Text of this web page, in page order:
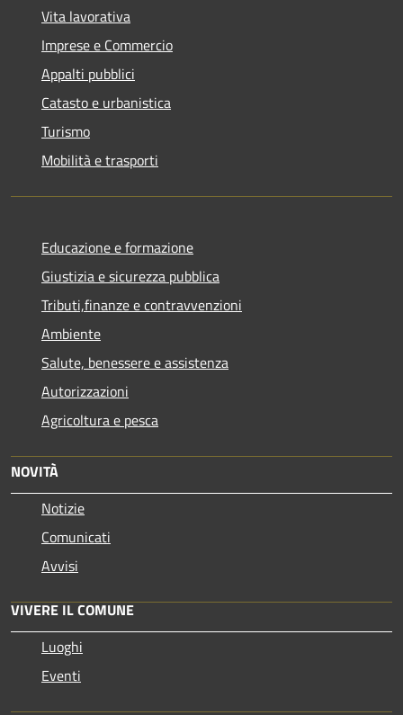
Vita lavorativa
Imprese e Commercio
Appalti pubblici
Catasto e urbanistica
Turismo
Mobilità e trasporti
Educazione e formazione
Giustizia e sicurezza pubblica
Tributi,finanze e contravvenzioni
Ambiente
Salute, benessere e assistenza
Autorizzazioni
Agricoltura e pesca
NOVITÀ
Notizie
Comunicati
Avvisi
VIVERE IL COMUNE
Luoghi
Eventi